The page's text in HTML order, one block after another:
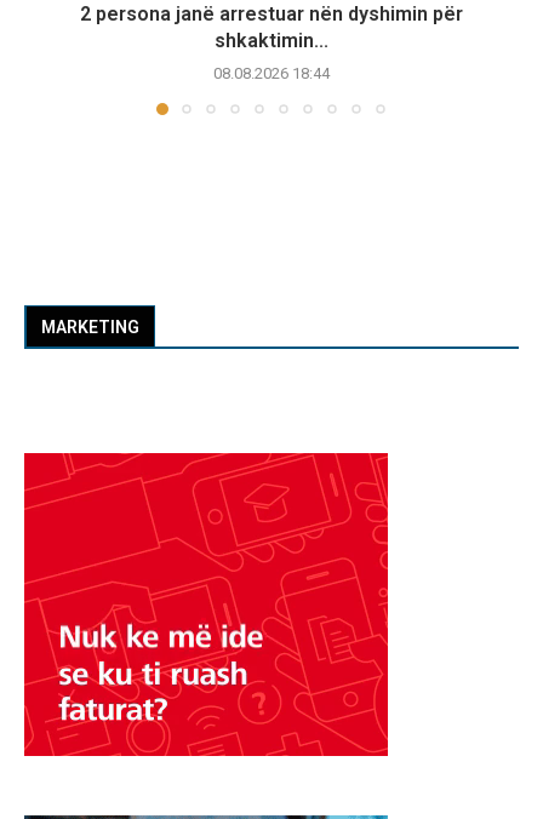
2 persona janë arrestuar nën dyshimin për
shkaktimin...
08.08.2026 18:44
MARKETING